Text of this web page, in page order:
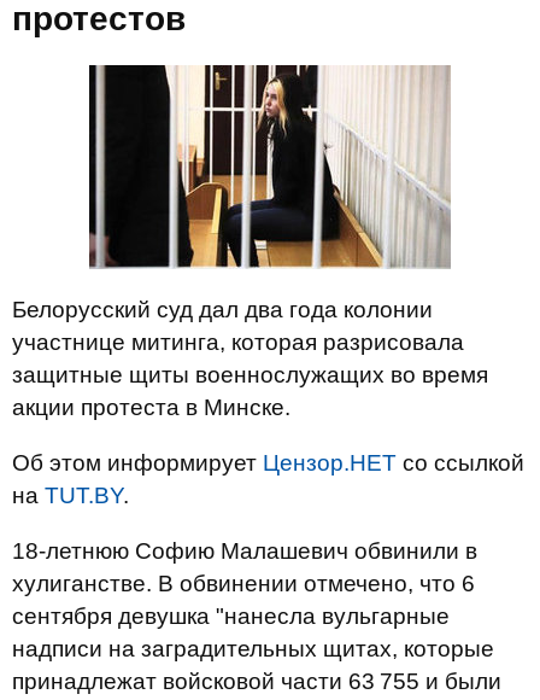
протестов
Белорусский суд дал два года колонии
участнице митинга, которая разрисовала
защитные щиты военнослужащих во время
акции протеста в Минске.
Об этом информирует Цензор.НЕТ со ссылкой
на TUT.BY.
18-летнюю Софию Малашевич обвинили в
хулиганстве. В обвинении отмечено, что 6
сентября девушка "нанесла вульгарные
надписи на заградительных щитах, которые
принадлежат войсковой части 63 755 и были